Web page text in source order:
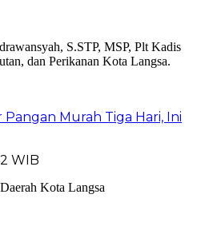
Murah Tiga Hari, Ini
WIB